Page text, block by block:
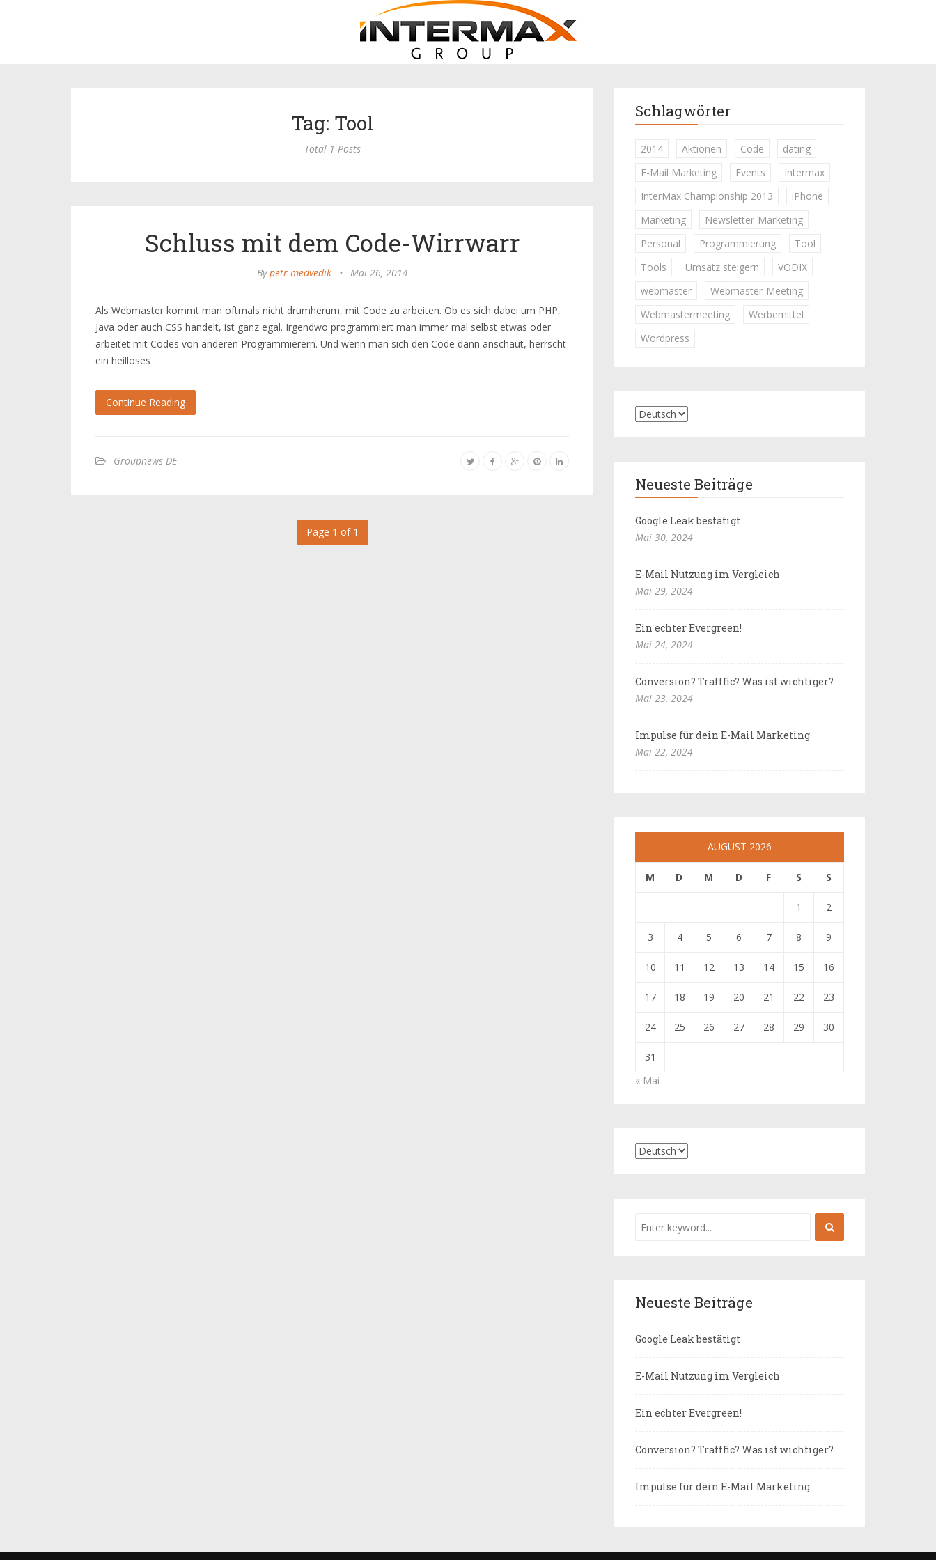
Tag: Tool
Total 1 Posts
Schluss mit dem Code-Wirrwarr
Bypetr medvedik • Mai 26, 2014
Als Webmaster kommt man oftmals nicht drumherum, mit Code zu arbeiten. Ob es sich dabei um PHP,
Java oder auch CSS handelt, ist ganz egal. Irgendwo programmiert man immer mal selbst etwas oder
arbeitet mit Codes von anderen Programmierern. Und wenn man sich den Code dann anschaut, herrscht
ein heilloses
Continue Reading
Groupnews-DE
Page 1 of 1
Schlagwörter
2014 Aktionen Code
dating
E-Mail Marketing
Events
Intermax
InterMax Championship 2013
iPhone
Marketing
Newsletter-Marketing
Personal
Programmierung
Tool
Tools
Umsatz steigern
VODIX
webmaster
Webmaster-Meeting
Webmastermeeting
Werbemittel
Wordpress
Neueste Beiträge
Google Leak bestätigt
Mai 30, 2024
E-Mail Nutzung im Vergleich
Mai 29, 2024
Ein echter Evergreen!
Mai 24, 2024
Conversion? Trafffic? Was ist wichtiger?
Mai 23, 2024
Impulse für dein E-Mail Marketing
Mai 22, 2024
AUGUST 2026
M D M D F S S
1 2
3 4 5 6 7 8 9
10 11 12 13 14 15 16
17 18 19 20 21 22 23
24 25 26 27 28 29 30
31
« Mai
Neueste Beiträge
Google Leak bestätigt
E-Mail Nutzung im Vergleich
Ein echter Evergreen!
Conversion? Trafffic? Was ist wichtiger?
Impulse für dein E-Mail Marketing